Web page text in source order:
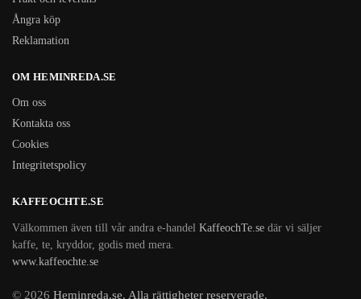
Ångra köp
Reklamation
OM HEMINREDA.SE
Om oss
Kontakta oss
Cookies
Integritetspolicy
KAFFEOCHTE.SE
Välkommen även till vår andra e-handel KaffeochTe.se där vi säljer
kaffe, te, kryddor, godis med mera.
www.kaffeochte.se
© 2026 Heminreda.se. Alla rättigheter reserverade.